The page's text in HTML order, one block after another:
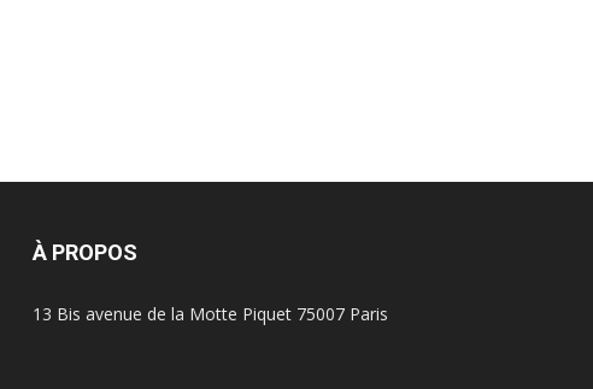
À PROPOS
13 Bis avenue de la Motte Piquet 75007 Paris